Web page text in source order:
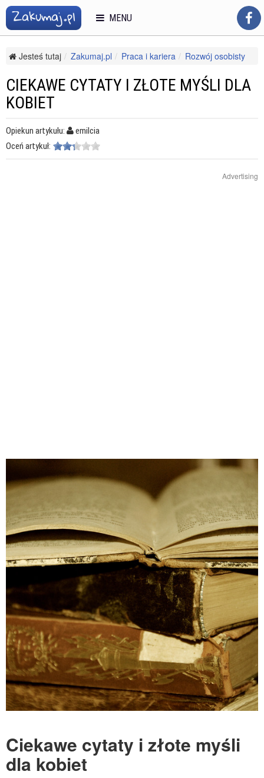
Jesteś tutaj Zakumaj.pl Praca i kariera
Rozwój osobisty
Ciekawe cytaty i złote myśli dla kobiet
CIEKAWE CYTATY I ZŁOTE MYŚLI DLA
KOBIET
Opiekun artykułu:
emilcia
Oceń artykuł:
Advertising
Ciekawe cytaty i złote myśli
dla kobiet
MENU